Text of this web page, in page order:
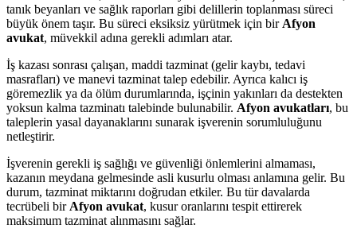
tanık beyanları ve sağlık raporları gibi delillerin toplanması süreci
büyük önem taşır. Bu süreci eksiksiz yürütmek için bir Afyon
avukat, müvekkil adına gerekli adımları atar.
İş kazası sonrası çalışan, maddi tazminat (gelir kaybı, tedavi
masrafları) ve manevi tazminat talep edebilir. Ayrıca kalıcı iş
göremezlik ya da ölüm durumlarında, işçinin yakınları da destekten
yoksun kalma tazminatı talebinde bulunabilir. Afyon avukatları, bu
taleplerin yasal dayanaklarını sunarak işverenin sorumluluğunu
netleştirir.
İşverenin gerekli iş sağlığı ve güvenliği önlemlerini almaması,
kazanın meydana gelmesinde asli kusurlu olması anlamına gelir. Bu
durum, tazminat miktarını doğrudan etkiler. Bu tür davalarda
tecrübeli bir Afyon avukat, kusur oranlarını tespit ettirerek
maksimum tazminat alınmasını sağlar.